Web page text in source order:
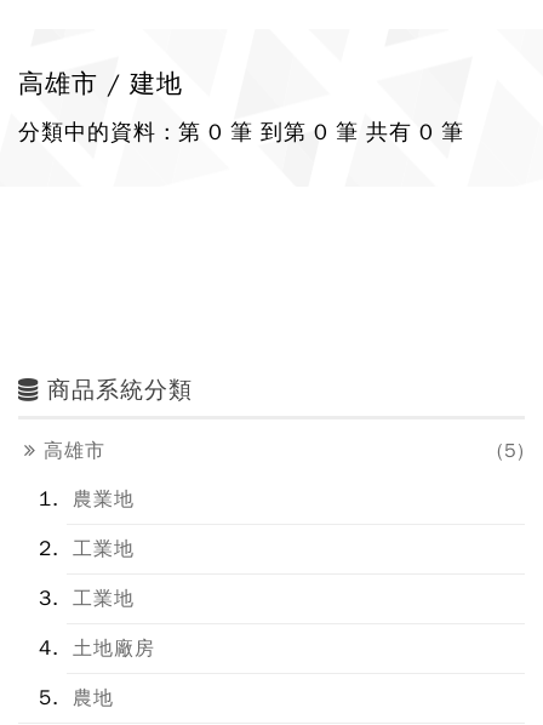
高雄市 / 建地
分類中的資料 : 第 0 筆 到第 0 筆 共有 0 筆
商品系統分類
高雄市
(5)
農業地
工業地
工業地
土地廠房
農地